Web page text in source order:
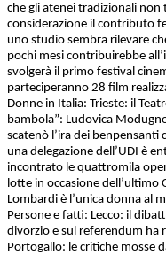
che gli atenei tradizionali
considerazione il contributo
uno studio sembra rilevare
pochi mesi contribuirebbe
svolgerà il primo festival
parteciperanno 28 film
Donne in Italia: Trieste: il
bambola”: Ludovica
scatenò l’ira dei
una delegazione dell’UDI è
incontrato le quattromila
lotte in occasione dell’ultimo
Lombardi è l’unica donna al
Persone e fatti: Lecco: il
divorzio e sul referendum ha
Portogallo: le critiche mosse